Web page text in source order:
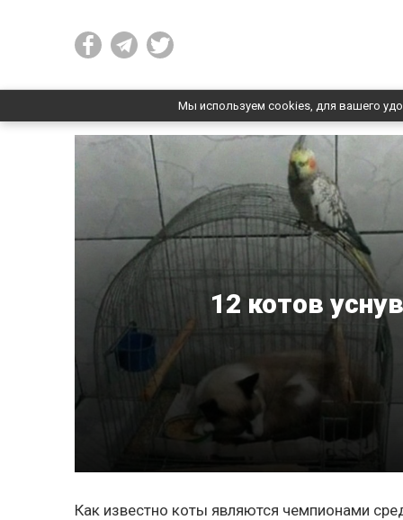
Мы используем cookies, для вашего
12 котов
Как известно коты являются чемпионами